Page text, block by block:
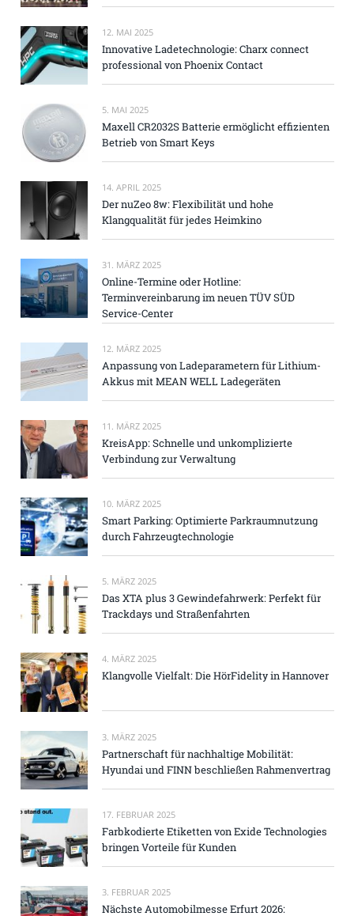
12. MAI 2025
Innovative Ladetechnologie: Charx connect
professional von Phoenix Contact
5. MAI 2025
Maxell CR2032S Batterie ermöglicht effizienten
Betrieb von Smart Keys
14. APRIL 2025
Der nuZeo 8w: Flexibilität und hohe
Klangqualität für jedes Heimkino
31. MÄRZ 2025
Online-Termine oder Hotline:
Terminvereinbarung im neuen TÜV SÜD
Service-Center
12. MÄRZ 2025
Anpassung von Ladeparametern für Lithium-
Akkus mit MEAN WELL Ladegeräten
11. MÄRZ 2025
KreisApp: Schnelle und unkomplizierte
Verbindung zur Verwaltung
10. MÄRZ 2025
Smart Parking: Optimierte Parkraumnutzung
durch Fahrzeugtechnologie
5. MÄRZ 2025
Das XTA plus 3 Gewindefahrwerk: Perfekt für
Trackdays und Straßenfahrten
4. MÄRZ 2025
Klangvolle Vielfalt: Die HörFidelity in Hannover
3. MÄRZ 2025
Partnerschaft für nachhaltige Mobilität:
Hyundai und FINN beschließen Rahmenvertrag
17. FEBRUAR 2025
Farbkodierte Etiketten von Exide Technologies
bringen Vorteile für Kunden
3. FEBRUAR 2025
Nächste Automobilmesse Erfurt 2026: